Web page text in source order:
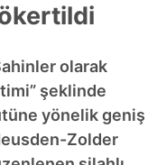
olarak
şeklinde
yönelik geniş
Zolder